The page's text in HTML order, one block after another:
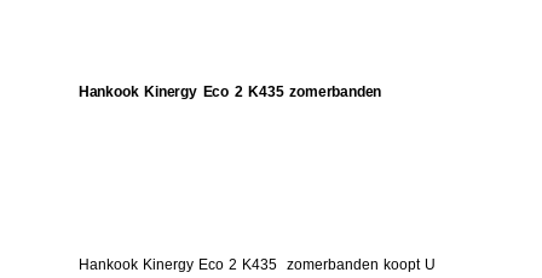
Hankook Kinergy Eco 2 K435 zomerbanden
Hankook Kinergy Eco 2 K435 zomerbanden koopt U